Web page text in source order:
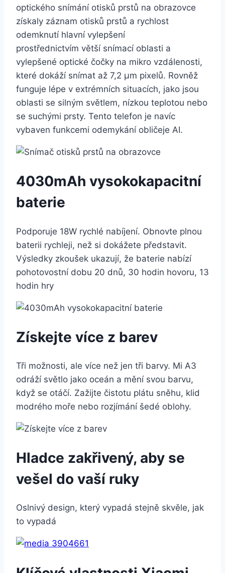
optického snímání otisků prstů na obrazovce
získaly záznam otisků prstů a rychlost
odemknutí hlavní vylepšení
prostřednictvím větší snímací oblasti a
vylepšené optické čočky na mikro vzdálenosti,
které dokáží snímat až 7,2 μm pixelů. Rovněž
funguje lépe v extrémních situacích, jako jsou
oblasti se silným světlem, nízkou teplotou nebo
se suchými prsty. Tento telefon je navíc
vybaven funkcemi odemykání obličeje AI.
4030mAh vysokokapacitní
baterie
Podporuje 18W rychlé nabíjení. Obnovte plnou
baterii rychleji, než si dokážete představit.
Výsledky zkoušek ukazují, že baterie nabízí
pohotovostní dobu 20 dnů, 30 hodin hovoru, 13
hodin hry
Získejte více z barev
Tři možnosti, ale více než jen tři barvy. Mi A3
odráží světlo jako oceán a mění svou barvu,
když se otáčí. Zažijte čistotu plátu sněhu, klid
modrého moře nebo rozjímání šedé oblohy.
Hladce zakřivený, aby se
vešel do vaší ruky
Oslnivý design, který vypadá stejně skvěle, jak
to vypadá